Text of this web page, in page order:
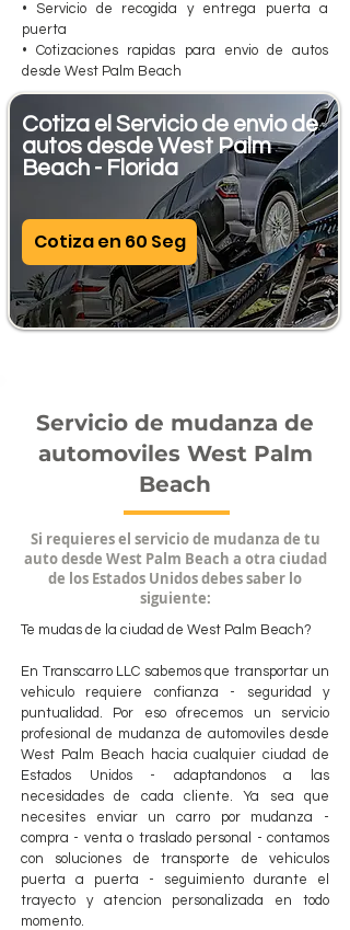
• Servicio de recogida y entrega puerta a
puerta
• Cotizaciones rapidas para envio de autos
desde West Palm Beach
Cotiza en 60 Seg
Cotiza el Servicio de envio de
autos desde West Palm
Beach - Florida
Servicio de mudanza de
automoviles West Palm
Beach
Si requieres el servicio de mudanza de tu
auto desde West Palm Beach a otra ciudad
de los Estados Unidos debes saber lo
siguiente:
Te mudas de la ciudad de West Palm Beach?
En Transcarro LLC sabemos que transportar un
vehiculo requiere confianza - seguridad y
puntualidad. Por eso ofrecemos un servicio
profesional de mudanza de automoviles desde
West Palm Beach hacia cualquier ciudad de
Estados Unidos - adaptandonos a las
necesidades de cada cliente. Ya sea que
necesites enviar un carro por mudanza -
compra - venta o traslado personal - contamos
con soluciones de transporte de vehiculos
puerta a puerta - seguimiento durante el
trayecto y atencion personalizada en todo
momento.